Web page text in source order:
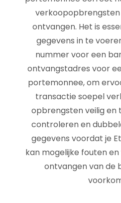
ontvangen. Het is
gegevens in te
nummer voor een
ontvangstadres voor
portemonnee, om
transactie soepel
opbrengsten veilig en
controleren en
gegevens voordat je
kan mogelijke fouten
ontvangen van de